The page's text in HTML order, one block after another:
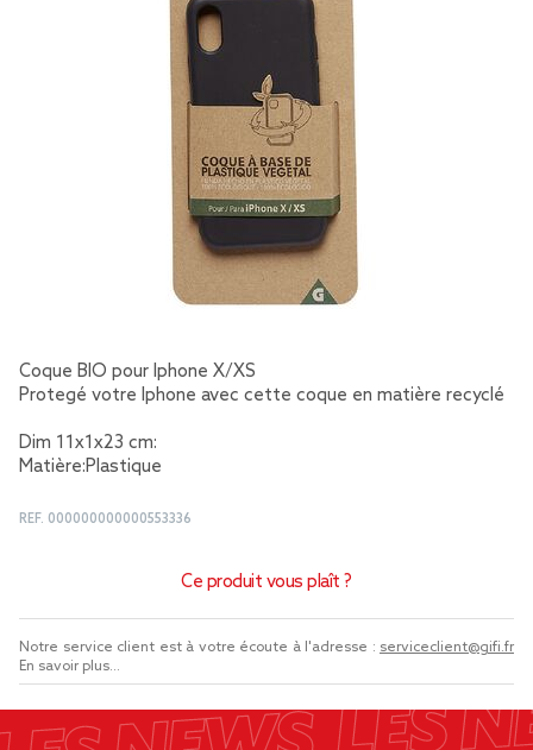
Coque BIO pour Iphone X/XS
Protegé votre Iphone avec cette coque en matière recyclé
Dim 11x1x23 cm:
Matière:Plastique
REF. 000000000000553336
Ce produit vous plaît ?
Notre service client est à votre écoute à l'adresse : serviceclient@gifi.fr
En savoir plus...